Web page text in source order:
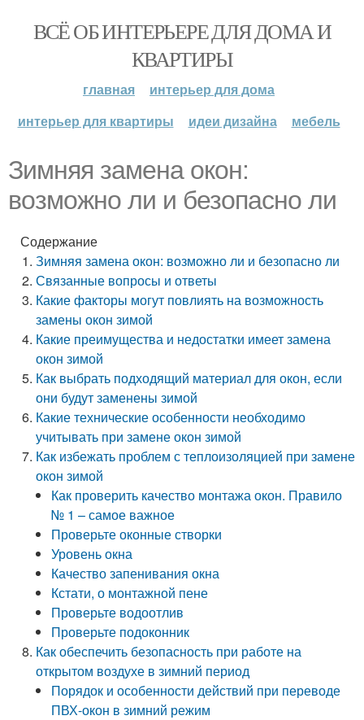
ВСЁ ОБ ИНТЕРЬЕРЕ ДЛЯ ДОМА И
КВАРТИРЫ
главная
интерьер для дома
интерьер для квартиры
идеи дизайна мебель
Зимняя замена окон:
возможно ли и безопасно ли
Содержание
Зимняя замена окон: возможно ли и безопасно ли
Связанные вопросы и ответы
Какие факторы могут повлиять на возможность
замены окон зимой
Какие преимущества и недостатки имеет замена
окон зимой
Как выбрать подходящий материал для окон, если
они будут заменены зимой
Какие технические особенности необходимо
учитывать при замене окон зимой
Как избежать проблем с теплоизоляцией при замене
окон зимой
Как проверить качество монтажа окон. Правило
№ 1 – самое важное
Проверьте оконные створки
Уровень окна
Качество запенивания окна
Кстати, о монтажной пене
Проверьте водоотлив
Проверьте подоконник
Как обеспечить безопасность при работе на
открытом воздухе в зимний период
Порядок и особенности действий при переводе
ПВХ-окон в зимний режим